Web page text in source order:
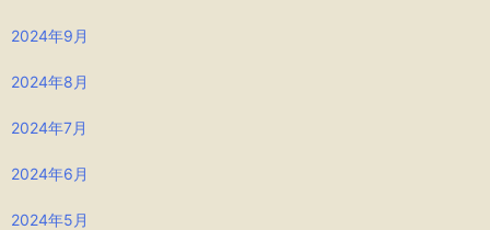
2024年9月
2024年8月
2024年7月
2024年6月
2024年5月